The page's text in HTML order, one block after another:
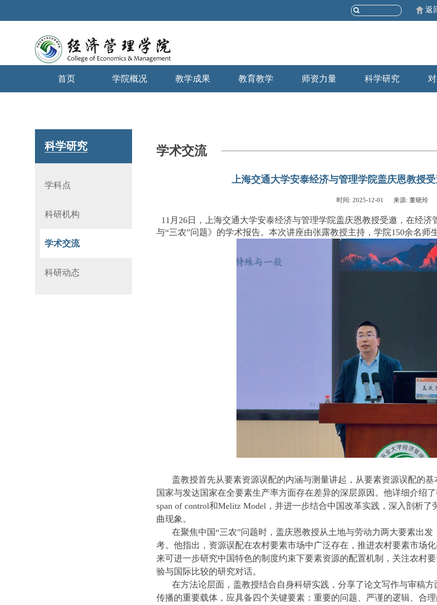
返
首页 学院概况 教学成果 教育教学 师资力量 科学研究
科学研究
学科点
科研机构
学术交流
科研动态
学术交流
上海交通大学安泰经济与管理学院盖庆恩教授
时间: 2025-12-01 来源: 董晓玲
11月26日，上海交通大学安泰经济与管理学院盖庆恩教授受邀，在经
与“三农”问题》的学术报告。本次讲座由张露教授主持，学院150余名师
盖教授首先从要素资源误配的内涵与测量讲起，从要素资源误配的
国家与发达国家在全要素生产率方面存在差异的深层原因。他详细介绍
span of control和Melitz Model，并进一步结合中国改革实践，深入剖析
曲现象。
在聚焦中国“三农”问题时，盖庆恩教授从土地与劳动力两大要素出
考。他指出，资源误配在农村要素市场中广泛存在，推进农村要素市场
来可进一步研究中国特色的制度约束下要素资源的配置机制，关注农村
验与国际比较的研究对话。
在方法论层面，盖教授结合自身科研实践，分享了论文写作与审稿
传播的重要载体，应具备四个关键要素：重要的问题、严谨的逻辑、合